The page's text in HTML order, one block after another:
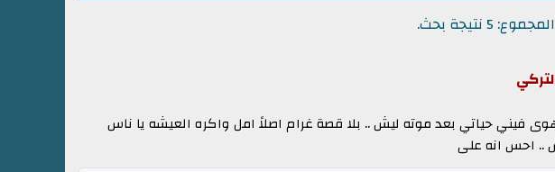
5 نتيجة بحث.
فيني حياتي بعد موته ليش .. بلا قصة غرام اصلاً امل واكره العيشه يا ناس
.. احس انه على